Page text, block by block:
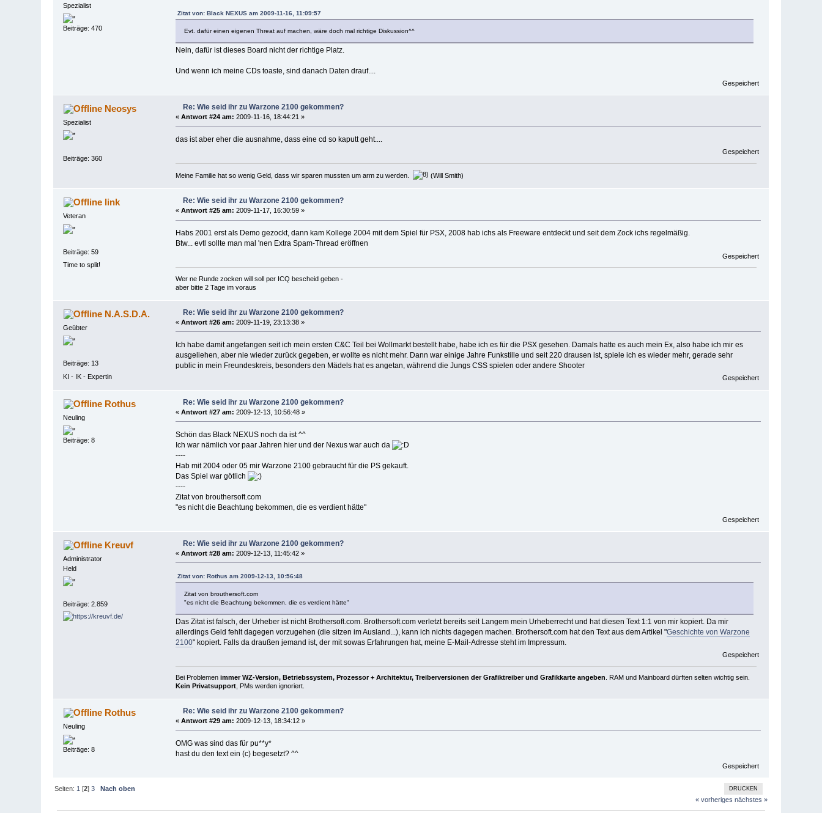
Spezialist
Beiträge: 470
Zitat von: Black NEXUS am 2009-11-16, 11:09:57
Evt. dafür einen eigenen Threat auf machen, wäre doch mal richtige Diskussion^^
Nein, dafür ist dieses Board nicht der richtige Platz.
Und wenn ich meine CDs toaste, sind danach Daten drauf....
Gespeichert
Neosys
Spezialist
Beiträge: 360
Re: Wie seid ihr zu Warzone 2100 gekommen?
« Antwort #24 am: 2009-11-16, 18:44:21 »
das ist aber eher die ausnahme, dass eine cd so kaputt geht....
Gespeichert
Meine Familie hat so wenig Geld, dass wir sparen mussten um arm zu werden. (Will Smith)
link
Veteran
Beiträge: 59
Time to split!
Re: Wie seid ihr zu Warzone 2100 gekommen?
« Antwort #25 am: 2009-11-17, 16:30:59 »
Habs 2001 erst als Demo gezockt, dann kam Kollege 2004 mit dem Spiel für PSX, 2008 hab ichs als Freeware entdeckt und seit dem Zock ichs regelmäßig.
Btw... evtl sollte man mal 'nen Extra Spam-Thread eröffnen
Gespeichert
Wer ne Runde zocken will soll per ICQ bescheid geben -
aber bitte 2 Tage im voraus
N.A.S.D.A.
Geübter
Beiträge: 13
KI - IK - Expertin
Re: Wie seid ihr zu Warzone 2100 gekommen?
« Antwort #26 am: 2009-11-19, 23:13:38 »
Ich habe damit angefangen seit ich mein ersten C&C Teil bei Wollmarkt bestellt habe, habe ich es für die PSX gesehen. Damals hatte es auch mein Ex, also habe ich mir es
ausgeliehen, aber nie wieder zurück gegeben, er wollte es nicht mehr. Dann war einige Jahre Funkstille und seit 220 drausen ist, spiele ich es wieder mehr, gerade sehr
public in mein Freundeskreis, besonders den Mädels hat es angetan, während die Jungs CSS spielen oder andere Shooter
Gespeichert
Rothus
Neuling
Beiträge: 8
Re: Wie seid ihr zu Warzone 2100 gekommen?
« Antwort #27 am: 2009-12-13, 10:56:48 »
Schön das Black NEXUS noch da ist ^^
Ich war nämlich vor paar Jahren hier und der Nexus war auch da
----
Hab mit 2004 oder 05 mir Warzone 2100 gebraucht für die PS gekauft.
Das Spiel war götlich
----
Zitat von brouthersoft.com
"es nicht die Beachtung bekommen, die es verdient hätte"
Gespeichert
Kreuvf
Administrator
Held
Beiträge: 2.859
Re: Wie seid ihr zu Warzone 2100 gekommen?
« Antwort #28 am: 2009-12-13, 11:45:42 »
Zitat von: Rothus am 2009-12-13, 10:56:48
Zitat von brouthersoft.com
"es nicht die Beachtung bekommen, die es verdient hätte"
Das Zitat ist falsch, der Urheber ist nicht Brothersoft.com. Brothersoft.com verletzt bereits seit Langem mein Urheberrecht und hat diesen Text 1:1 von mir kopiert. Da mir
allerdings Geld fehlt dagegen vorzugehen (die sitzen im Ausland...), kann ich nichts dagegen machen. Brothersoft.com hat den Text aus dem Artikel "Geschichte von Warzone
2100" kopiert. Falls da draußen jemand ist, der mit sowas Erfahrungen hat, meine E-Mail-Adresse steht im Impressum.
Gespeichert
Bei Problemen immer WZ-Version, Betriebssystem, Prozessor + Architektur, Treiberversionen der Grafiktreiber und Grafikkarte angeben . RAM und Mainboard dürften selten wichtig sein.
Kein Privatsupport, PMs werden ignoriert.
Rothus
Neuling
Beiträge: 8
Re: Wie seid ihr zu Warzone 2100 gekommen?
« Antwort #29 am: 2009-12-13, 18:34:12 »
OMG was sind das für pu**y*
hast du den text ein (c) begesetzt? ^^
Gespeichert
DRUCKEN
Seiten:1 [2]3
Nach oben
« vorheriges nächstes »